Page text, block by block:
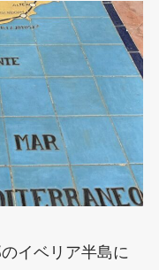
イベリア半島に